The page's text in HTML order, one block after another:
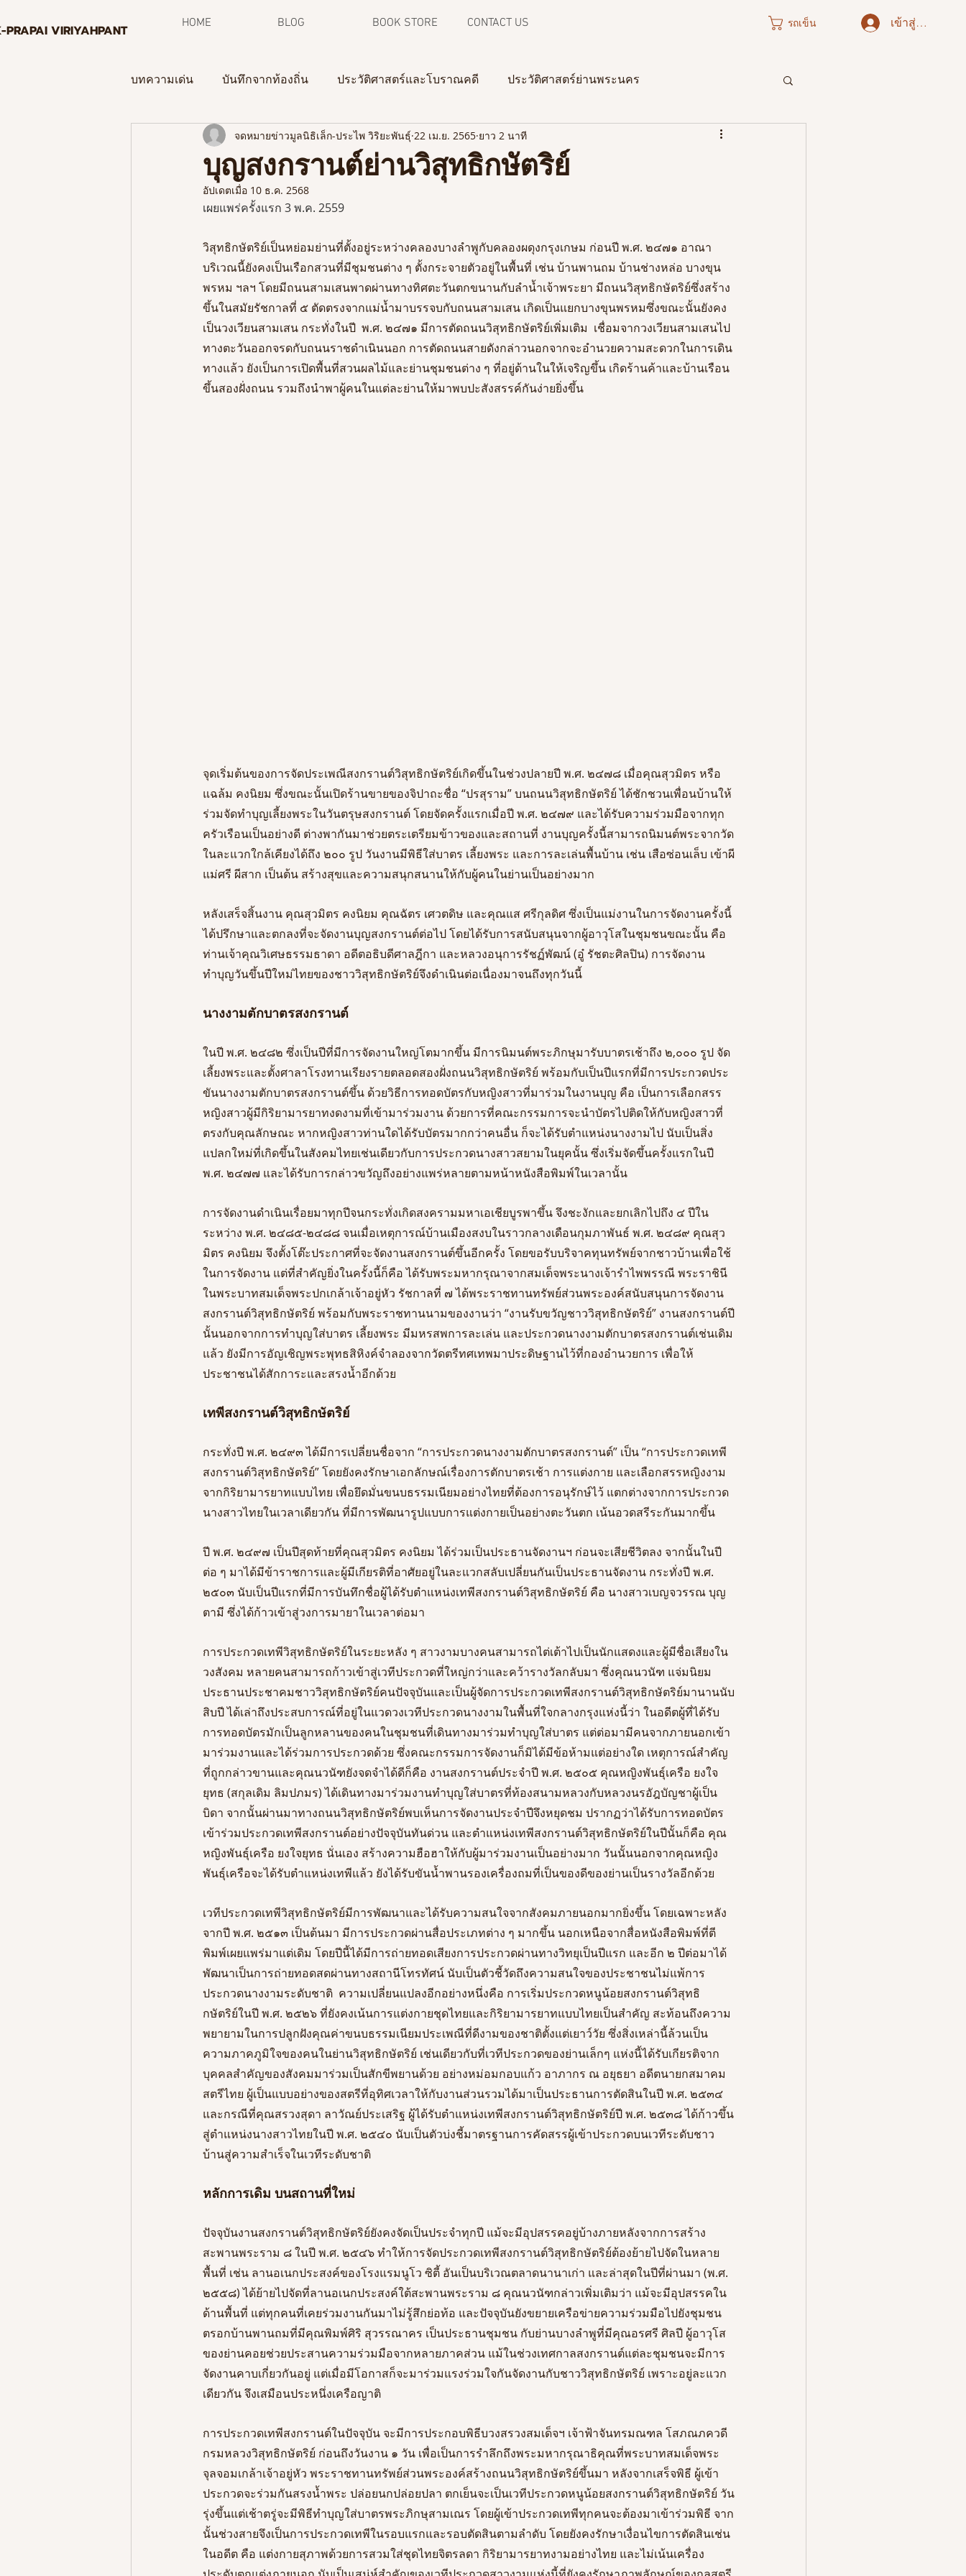
PRAPAI VIRIYAHPANT HOME BLOG BOOK STORE CONTACT US รถเข็น เข้าสู่ระบบ
บทความเด่น บันทึกจากท้องถิ่น ประวัติศาสตร์และโบราณคดี ประวัติศาสตร์ย่านพระนคร
กระบวนการพิพิธภัณฑ์ท้องถิ่น ความทรงจำจากภาพถ่าย งานวิจัยในสามจังหวัดชายแดนภาคใต้
จดหมายข่าว
บุญสงกรานต์ย่านวิสุทธิกษัตริย์
จดหมายข่าวมูลนิธิเล็ก-ประไพ วิริยะพันธุ์ 22 เม.ย. 2565 ยาว 2 นาที
อัปเดตเมื่อ 10 ธ.ค. 2568
เผยแพร่ครั้งแรก 3 พ.ค. 2559
วิสุทธิกษัตริย์เป็นหย่อมย่านที่ตั้งอยู่ระหว่างคลองบางลำพูกับคลองผดุงกรุงเกษม ก่อนปี พ.ศ. ๒๔๗๑ อาณา
บริเวณนี้ยังคงเป็นเรือกสวนที่มีชุมชนต่าง ๆ ตั้งกระจายตัวอยู่ในพื้นที่ เช่น บ้านพานถม บ้านช่างหล่อ บางขุน
พรหม ฯลฯ โดยมีถนนสามเสนพาดผ่านทางทิศตะวันตกขนานกับลำน้ำเจ้าพระยา มีถนนวิสุทธิกษัตริย์ซึ่งสร้าง
ขึ้นในสมัยรัชกาลที่ ๕ ตัดตรงจากแม่น้ำมาบรรจบกับถนนสามเสน เกิดเป็นแยกบางขุนพรหมซึ่งขณะนั้นยังคง
เป็นวงเวียนสามเสน กระทั่งในปี  พ.ศ. ๒๔๗๑ มีการตัดถนนวิสุทธิกษัตริย์เพิ่มเติม  เชื่อมจากวงเวียนสามเสนไป
ทางตะวันออกจรดกับถนนราชดำเนินนอก การตัดถนนสายดังกล่าวนอกจากจะอำนวยความสะดวกในการเดิน
ทางแล้ว ยังเป็นการเปิดพื้นที่สวนผลไม้และย่านชุมชนต่าง ๆ ที่อยู่ด้านในให้เจริญขึ้น เกิดร้านค้าและบ้านเรือน
ขึ้นสองฝั่งถนน รวมถึงนำพาผู้คนในแต่ละย่านให้มาพบปะสังสรรค์กันง่ายยิ่งขึ้น
จุดเริ่มต้นของการจัดประเพณีสงกรานต์วิสุทธิกษัตริย์เกิดขึ้นในช่วงปลายปี พ.ศ. ๒๔๗๘ เมื่อคุณสุวมิตร หรือ
แฉล้ม คงนิยม ซึ่งขณะนั้นเปิดร้านขายของจิปาถะชื่อ “ปรสุราม” บนถนนวิสุทธิกษัตริย์ ได้ชักชวนเพื่อนบ้านให้
ร่วมจัดทำบุญเลี้ยงพระในวันตรุษสงกรานต์ โดยจัดครั้งแรกเมื่อปี พ.ศ. ๒๔๗๙ และได้รับความร่วมมือจากทุก
ครัวเรือนเป็นอย่างดี ต่างพากันมาช่วยตระเตรียมข้าวของและสถานที่ งานบุญครั้งนี้สามารถนิมนต์พระจากวัด
ในละแวกใกล้เคียงได้ถึง ๒๐๐ รูป วันงานมีพิธีใส่บาตร เลี้ยงพระ และการละเล่นพื้นบ้าน เช่น เสือซ่อนเล็บ เข้าผี
แม่ศรี ผีสาก เป็นต้น สร้างสุขและความสนุกสนานให้กับผู้คนในย่านเป็นอย่างมาก
หลังเสร็จสิ้นงาน คุณสุวมิตร คงนิยม คุณฉัตร เศวตดิษ และคุณแส ศรีกุลดิศ ซึ่งเป็นแม่งานในการจัดงานครั้งนี้
ได้ปรึกษาและตกลงที่จะจัดงานบุญสงกรานต์ต่อไป โดยได้รับการสนับสนุนจากผู้อาวุโสในชุมชนขณะนั้น คือ
ท่านเจ้าคุณวิเศษธรรมธาดา อดีตอธิบดีศาลฎีกา และหลวงอนุการรัชฏ์พัฒน์ (อู๋ รัชตะศิลปิน) การจัดงาน
ทำบุญวันขึ้นปีใหม่ไทยของชาววิสุทธิกษัตริย์จึงดำเนินต่อเนื่องมาจนถึงทุกวันนี้
นางงามตักบาตรสงกรานต์
ในปี พ.ศ. ๒๔๘๒ ซึ่งเป็นปีที่มีการจัดงานใหญ่โตมากขึ้น มีการนิมนต์พระภิกษุมารับบาตรเช้าถึง ๒,๐๐๐ รูป จัด
เลี้ยงพระและตั้งศาลาโรงทานเรียงรายตลอดสองฝั่งถนนวิสุทธิกษัตริย์ พร้อมกับเป็นปีแรกที่มีการประกวดประ
ขันนางงามตักบาตรสงกรานต์ขึ้น ด้วยวิธีการทอดบัตรกับหญิงสาวที่มาร่วมในงานบุญ คือ เป็นการเลือกสรร
หญิงสาวผู้มีกิริยามารยาทงดงามที่เข้ามาร่วมงาน ด้วยการที่คณะกรรมการจะนำบัตรไปติดให้กับหญิงสาวที่
ตรงกับคุณลักษณะ หากหญิงสาวท่านใดได้รับบัตรมากกว่าคนอื่น ก็จะได้รับตำแหน่งนางงามไป นับเป็นสิ่ง
แปลกใหม่ที่เกิดขึ้นในสังคมไทยเช่นเดียวกับการประกวดนางสาวสยามในยุคนั้น ซึ่งเริ่มจัดขึ้นครั้งแรกในปี
พ.ศ. ๒๔๗๗ และได้รับการกล่าวขวัญถึงอย่างแพร่หลายตามหน้าหนังสือพิมพ์ในเวลานั้น
การจัดงานดำเนินเรื่อยมาทุกปีจนกระทั่งเกิดสงครามมหาเอเชียบูรพาขึ้น จึงชะงักและยกเลิกไปถึง ๔ ปีใน
ระหว่าง พ.ศ. ๒๔๘๕-๒๔๘๘ จนเมื่อเหตุการณ์บ้านเมืองสงบในราวกลางเดือนกุมภาพันธ์ พ.ศ. ๒๔๘๙ คุณสุว
มิตร คงนิยม จึงตั้งโต๊ะประกาศที่จะจัดงานสงกรานต์ขึ้นอีกครั้ง โดยขอรับบริจาคทุนทรัพย์จากชาวบ้านเพื่อใช้
ในการจัดงาน แต่ที่สำคัญยิ่งในครั้งนี้ก็คือ ได้รับพระมหากรุณาจากสมเด็จพระนางเจ้ารำไพพรรณี พระราชินี
ในพระบาทสมเด็จพระปกเกล้าเจ้าอยู่หัว รัชกาลที่ ๗ ได้พระราชทานทรัพย์ส่วนพระองค์สนับสนุนการจัดงาน
สงกรานต์วิสุทธิกษัตริย์ พร้อมกับพระราชทานนามของงานว่า “งานรับขวัญชาววิสุทธิกษัตริย์” งานสงกรานต์ปี
นั้นนอกจากการทำบุญใส่บาตร เลี้ยงพระ มีมหรสพการละเล่น และประกวดนางงามตักบาตรสงกรานต์เช่นเดิม
แล้ว ยังมีการอัญเชิญพระพุทธสิหิงค์จำลองจากวัดตรีทศเทพมาประดิษฐานไว้ที่กองอำนวยการ เพื่อให้
ประชาชนได้สักการะและสรงน้ำอีกด้วย
เทพีสงกรานต์วิสุทธิกษัตริย์
กระทั่งปี พ.ศ. ๒๔๙๓ ได้มีการเปลี่ยนชื่อจาก “การประกวดนางงามตักบาตรสงกรานต์” เป็น “การประกวดเทพี
สงกรานต์วิสุทธิกษัตริย์” โดยยังคงรักษาเอกลักษณ์เรื่องการตักบาตรเช้า การแต่งกาย และเลือกสรรหญิงงาม
จากกิริยามารยาทแบบไทย เพื่อยึดมั่นขนบธรรมเนียมอย่างไทยที่ต้องการอนุรักษ์ไว้ แตกต่างจากการประกวด
นางสาวไทยในเวลาเดียวกัน ที่มีการพัฒนารูปแบบการแต่งกายเป็นอย่างตะวันตก เน้นอวดสรีระกันมากขึ้น
ปี พ.ศ. ๒๔๙๗ เป็นปีสุดท้ายที่คุณสุวมิตร คงนิยม ได้ร่วมเป็นประธานจัดงานฯ ก่อนจะเสียชีวิตลง จากนั้นในปี
ต่อ ๆ มาได้มีข้าราชการและผู้มีเกียรติที่อาศัยอยู่ในละแวกสลับเปลี่ยนกันเป็นประธานจัดงาน กระทั่งปี พ.ศ.
๒๕๐๓ นับเป็นปีแรกที่มีการบันทึกชื่อผู้ได้รับตำแหน่งเทพีสงกรานต์วิสุทธิกษัตริย์ คือ นางสาวเบญจวรรณ บุญ
ตามี ซึ่งได้ก้าวเข้าสู่วงการมายาในเวลาต่อมา
การประกวดเทพีวิสุทธิกษัตริย์ในระยะหลัง ๆ สาวงามบางคนสามารถไต่เต้าไปเป็นนักแสดงและผู้มีชื่อเสียงใน
วงสังคม หลายคนสามารถก้าวเข้าสู่เวทีประกวดที่ใหญ่กว่าและคว้ารางวัลกลับมา ซึ่งคุณนวนัฑ แจ่มนิยม
ประธานประชาคมชาววิสุทธิกษัตริย์คนปัจจุบันและเป็นผู้จัดการประกวดเทพีสงกรานต์วิสุทธิกษัตริย์มานานนับ
สิบปี ได้เล่าถึงประสบการณ์ที่อยู่ในแวดวงเวทีประกวดนางงามในพื้นที่ใจกลางกรุงแห่งนี้ว่า ในอดีตผู้ที่ได้รับ
การทอดบัตรมักเป็นลูกหลานของคนในชุมชนที่เดินทางมาร่วมทำบุญใส่บาตร แต่ต่อมามีคนจากภายนอกเข้า
มาร่วมงานและได้ร่วมการประกวดด้วย ซึ่งคณะกรรมการจัดงานก็มิได้มีข้อห้ามแต่อย่างใด เหตุการณ์สำคัญ
ที่ถูกกล่าวขานและคุณนวนัฑยังจดจำได้ดีก็คือ งานสงกรานต์ประจำปี พ.ศ. ๒๕๐๕ คุณหญิงพันธุ์เครือ ยงใจ
ยุทธ (สกุลเดิม ลิมปภมร) ได้เดินทางมาร่วมงานทำบุญใส่บาตรที่ท้องสนามหลวงกับหลวงนรอัฎบัญชาผู้เป็น
บิดา จากนั้นผ่านมาทางถนนวิสุทธิกษัตริย์พบเห็นการจัดงานประจำปีจึงหยุดชม ปรากฏว่าได้รับการทอดบัตร
เข้าร่วมประกวดเทพีสงกรานต์อย่างปัจจุบันทันด่วน และตำแหน่งเทพีสงกรานต์วิสุทธิกษัตริย์ในปีนั้นก็คือ คุณ
หญิงพันธุ์เครือ ยงใจยุทธ นั่นเอง สร้างความฮือฮาให้กับผู้มาร่วมงานเป็นอย่างมาก วันนั้นนอกจากคุณหญิง
พันธุ์เครือจะได้รับตำแหน่งเทพีแล้ว ยังได้รับขันน้ำพานรองเครื่องถมที่เป็นของดีของย่านเป็นรางวัลอีกด้วย
เวทีประกวดเทพีวิสุทธิกษัตริย์มีการพัฒนาและได้รับความสนใจจากสังคมภายนอกมากยิ่งขึ้น โดยเฉพาะหลัง
จากปี พ.ศ. ๒๕๑๓ เป็นต้นมา มีการประกวดผ่านสื่อประเภทต่าง ๆ มากขึ้น นอกเหนือจากสื่อหนังสือพิมพ์ที่ตี
พิมพ์เผยแพร่มาแต่เดิม โดยปีนี้ได้มีการถ่ายทอดเสียงการประกวดผ่านทางวิทยุเป็นปีแรก และอีก ๒ ปีต่อมาได้
พัฒนาเป็นการถ่ายทอดสดผ่านทางสถานีโทรทัศน์ นับเป็นตัวชี้วัดถึงความสนใจของประชาชนไม่แพ้การ
ประกวดนางงามระดับชาติ  ความเปลี่ยนแปลงอีกอย่างหนึ่งคือ การเริ่มประกวดหนูน้อยสงกรานต์วิสุทธิ
กษัตริย์ในปี พ.ศ. ๒๕๒๖ ที่ยังคงเน้นการแต่งกายชุดไทยและกิริยามารยาทแบบไทยเป็นสำคัญ สะท้อนถึงความ
พยายามในการปลูกฝังคุณค่าขนบธรรมเนียมประเพณีที่ดีงามของชาติตั้งแต่เยาว์วัย ซึ่งสิ่งเหล่านี้ล้วนเป็น
ความภาคภูมิใจของคนในย่านวิสุทธิกษัตริย์ เช่นเดียวกับที่เวทีประกวดของย่านเล็กๆ แห่งนี้ได้รับเกียรติจาก
บุคคลสำคัญของสังคมมาร่วมเป็นสักขีพยานด้วย อย่างหม่อมกอบแก้ว อาภากร ณ อยุธยา อดีตนายกสมาคม
สตรีไทย ผู้เป็นแบบอย่างของสตรีที่อุทิศเวลาให้กับงานส่วนรวมได้มาเป็นประธานการตัดสินในปี พ.ศ. ๒๕๓๔
และกรณีที่คุณสรวงสุดา ลาวัณย์ประเสริฐ ผู้ได้รับตำแหน่งเทพีสงกรานต์วิสุทธิกษัตริย์ปี พ.ศ. ๒๕๓๘ ได้ก้าวขึ้น
สู่ตำแหน่งนางสาวไทยในปี พ.ศ. ๒๕๔๐ นับเป็นตัวบ่งชี้มาตรฐานการคัดสรรผู้เข้าประกวดบนเวทีระดับชาว
บ้านสู่ความสำเร็จในเวทีระดับชาติ
หลักการเดิม บนสถานที่ใหม่
ปัจจุบันงานสงกรานต์วิสุทธิกษัตริย์ยังคงจัดเป็นประจำทุกปี แม้จะมีอุปสรรคอยู่บ้างภายหลังจากการสร้าง
สะพานพระราม ๘ ในปี พ.ศ. ๒๕๔๖ ทำให้การจัดประกวดเทพีสงกรานต์วิสุทธิกษัตริย์ต้องย้ายไปจัดในหลาย
พื้นที่ เช่น ลานอเนกประสงค์ของโรงแรมนูโว ซิตี้ อันเป็นบริเวณตลาดนานาเก่า และล่าสุดในปีที่ผ่านมา (พ.ศ.
๒๕๕๘) ได้ย้ายไปจัดที่ลานอเนกประสงค์ใต้สะพานพระราม ๘ คุณนวนัฑกล่าวเพิ่มเติมว่า แม้จะมีอุปสรรคใน
ด้านพื้นที่ แต่ทุกคนที่เคยร่วมงานกันมาไม่รู้สึกย่อท้อ และปัจจุบันยังขยายเครือข่ายความร่วมมือไปยังชุมชน
ตรอกบ้านพานถมที่มีคุณพิมพ์ศิริ สุวรรณาคร เป็นประธานชุมชน กับย่านบางลำพูที่มีคุณอรศรี ศิลปี ผู้อาวุโส
ของย่านคอยช่วยประสานความร่วมมือจากหลายภาคส่วน แม้ในช่วงเทศกาลสงกรานต์แต่ละชุมชนจะมีการ
จัดงานคาบเกี่ยวกันอยู่ แต่เมื่อมีโอกาสก็จะมาร่วมแรงร่วมใจกันจัดงานกับชาววิสุทธิกษัตริย์ เพราะอยู่ละแวก
เดียวกัน จึงเสมือนประหนึ่งเครือญาติ
การประกวดเทพีสงกรานต์ในปัจจุบัน จะมีการประกอบพิธีบวงสรวงสมเด็จฯ เจ้าฟ้าจันทรมณฑล โสภณภควดี
กรมหลวงวิสุทธิกษัตริย์ ก่อนถึงวันงาน ๑ วัน เพื่อเป็นการรำลึกถึงพระมหากรุณาธิคุณที่พระบาทสมเด็จพระ
จุลจอมเกล้าเจ้าอยู่หัว พระราชทานทรัพย์ส่วนพระองค์สร้างถนนวิสุทธิกษัตริย์ขึ้นมา หลังจากเสร็จพิธี ผู้เข้า
ประกวดจะร่วมกันสรงน้ำพระ ปล่อยนกปล่อยปลา ตกเย็นจะเป็นเวทีประกวดหนูน้อยสงกรานต์วิสุทธิกษัตริย์ วัน
รุ่งขึ้นแต่เช้าตรู่จะมีพิธีทำบุญใส่บาตรพระภิกษุสามเณร โดยผู้เข้าประกวดเทพีทุกคนจะต้องมาเข้าร่วมพิธี จาก
นั้นช่วงสายจึงเป็นการประกวดเทพีในรอบแรกและรอบตัดสินตามลำดับ โดยยังคงรักษาเงื่อนไขการตัดสินเช่น
ในอดีต คือ แต่งกายสุภาพด้วยการสวมใส่ชุดไทยจิตรลดา กิริยามารยาทงามอย่างไทย และไม่เน้นเครื่อง